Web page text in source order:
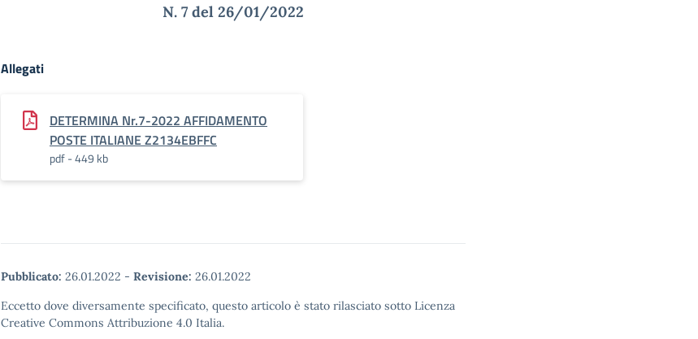
N. 7 del 26/01/2022
Allegati
DETERMINA Nr.7-2022 AFFIDAMENTO
POSTE ITALIANE Z2134EBFFC
pdf - 449 kb
Pubblicato: 26.01.2022 - Revisione: 26.01.2022
Eccetto dove diversamente specificato, questo articolo è stato rilasciato sotto Licenza
Creative Commons Attribuzione 4.0 Italia.